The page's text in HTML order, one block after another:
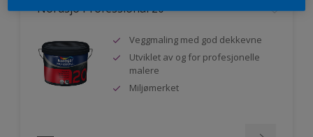
Nordsjö Professional 20
Veggmaling med god dekkevne
Utviklet av og for profesjonelle
malere
Miljømerket